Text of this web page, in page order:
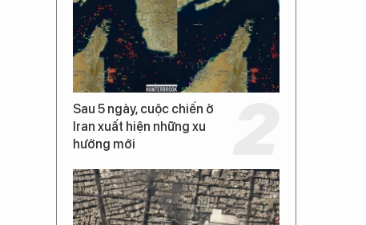
Sau 5 ngày, cuộc chiến ở
Iran xuất hiện những xu
hướng mới